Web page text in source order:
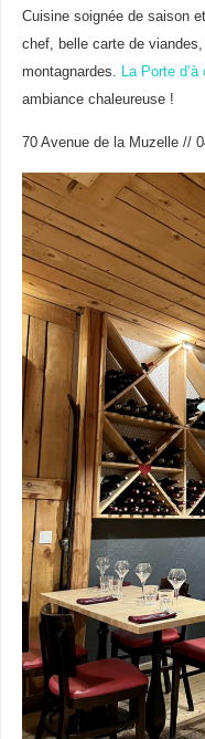
Cuisine soignée de saison
chef, belle carte de
montagnardes.
La Porte
ambiance chaleureuse !
70 Avenue de la Muzelle //